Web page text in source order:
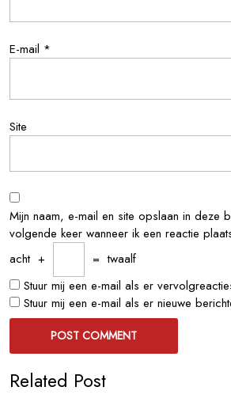
E-mail *
Site
Mijn naam, e-mail en site opslaan in deze
volgende keer wanneer ik een reactie
acht + = twaalf
Stuur mij een e-mail als er
Stuur mij een e-mail als er nieuwe
Related Post